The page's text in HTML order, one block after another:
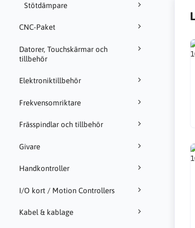
Stötdämpare
CNC-Paket
Datorer, Touchskärmar och
tillbehör
Elektroniktillbehör
Frekvensomriktare
Frässpindlar och tillbehör
Givare
Handkontroller
I/O kort / Motion Controllers
Kabel & kablage